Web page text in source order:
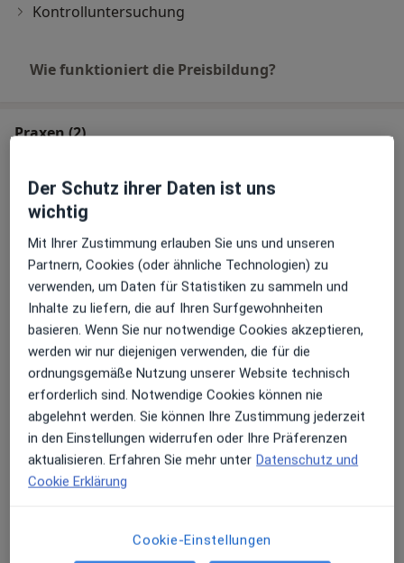
Kontrolluntersuchung
Wie funktioniert die Preisbildung?
Praxen (2)
Adresse 1 Adresse 2
Praxis Dr.med. Folker Franzen Facharzt für
Orthopädie
Hauptstr. 100, Sand, 51465Bergisch Gladbach
Zu Google Mapsöffnet in einer neuen
Verfügbarkeit
Dr. med. Folker Franzen bietet an diesem Standort
über Jameda keine Online-Terminbuchung an
Telefonnummer
Mehr Details anzeigen
Der Schutz ihrer Daten ist uns
wichtig
Mit Ihrer Zustimmung erlauben Sie uns und unseren
Partnern, Cookies (oder ähnliche Technologien) zu
verwenden, um Daten für Statistiken zu sammeln und
Inhalte zu liefern, die auf Ihren Surfgewohnheiten
basieren. Wenn Sie nur notwendige Cookies akzeptieren,
werden wir nur diejenigen verwenden, die für die
ordnungsgemäße Nutzung unserer Website technisch
erforderlich sind. Notwendige Cookies können nie
abgelehnt werden. Sie können Ihre Zustimmung jederzeit
in den Einstellungen widerrufen oder Ihre Präferenzen
aktualisieren. Erfahren Sie mehr unter Datenschutz und
Cookie Erklärung
Cookie-Einstellungen